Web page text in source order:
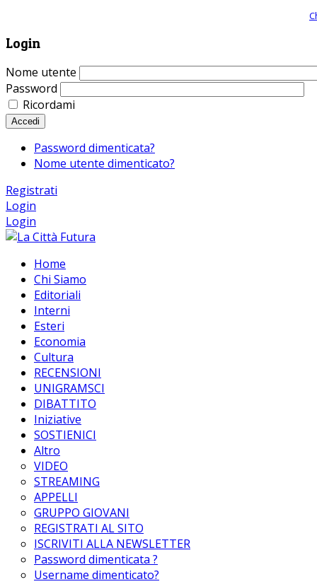
Login
Nome utente
Password
Ricordami
Accedi
Password dimenticata?
Nome utente dimenticato?
Registrati
Login
Login
Home
Chi Siamo
Editoriali
Interni
Esteri
Economia
Cultura
RECENSIONI
UNIGRAMSCI
DIBATTITO
Iniziative
SOSTIENICI
Altro
VIDEO
STREAMING
APPELLI
GRUPPO GIOVANI
REGISTRATI AL SITO
ISCRIVITI ALLA NEWSLETTER
Password dimenticata ?
Username dimenticato?